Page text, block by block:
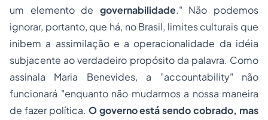
um elemento de governabilidade." Não podemos
ignorar, portanto, que há, no Brasil, limites culturais que
inibem a assimilação e a operacionalidade da idéia
subjacente ao verdadeiro propósito da palavra. Como
assinala Maria Benevides, a "accountability" não
funcionará "enquanto não mudarmos a nossa maneira
de fazer política. O governo está sendo cobrado, mas